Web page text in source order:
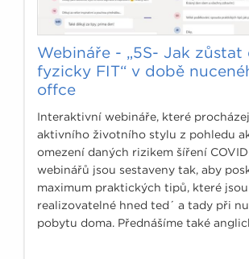
Webináře - „5S- Jak zůstat
fyzicky FIT“ v době
offce
Interaktivní webináře, které
aktivního životního stylu z pohledu
omezení daných rizikem šíření
webinářů jsou sestaveny tak, aby
maximum praktických tipů, které jsou
realizovatelné hned ted´ a tady při
pobytu doma. Přednášíme také